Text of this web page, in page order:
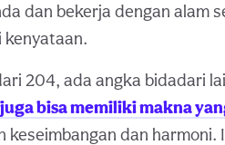
dan bekerja dengan alam
kenyataan.
204, ada angka bidadari
bisa memiliki makna
dan harmoni.